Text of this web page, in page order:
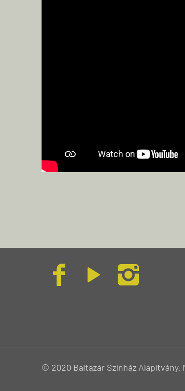
© 2020 Baltazár Színház